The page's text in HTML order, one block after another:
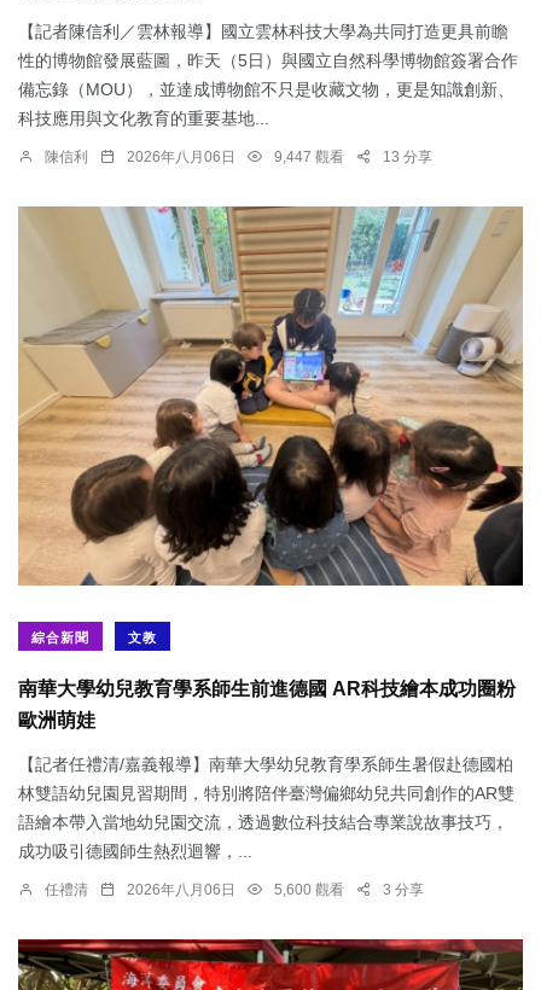
【記者陳信利／雲林報導】國立雲林科技大學為共同打造更具前瞻
性的博物館發展藍圖，昨天（5日）與國立自然科學博物館簽署合作
備忘錄（MOU），並達成博物館不只是收藏文物，更是知識創新、
科技應用與文化教育的重要基地...
陳信利 2026年八月06日 9,447 觀看 13 分享
綜合新聞 文教
南華大學幼兒教育學系師生前進德國 AR科技繪本成功圈粉
歐洲萌娃
【記者任禮清/嘉義報導】南華大學幼兒教育學系師生暑假赴德國柏
林雙語幼兒園見習期間，特別將陪伴臺灣偏鄉幼兒共同創作的AR雙
語繪本帶入當地幼兒園交流，透過數位科技結合專業說故事技巧，
成功吸引德國師生熱烈迴響，...
任禮清 2026年八月06日 5,600 觀看 3 分享